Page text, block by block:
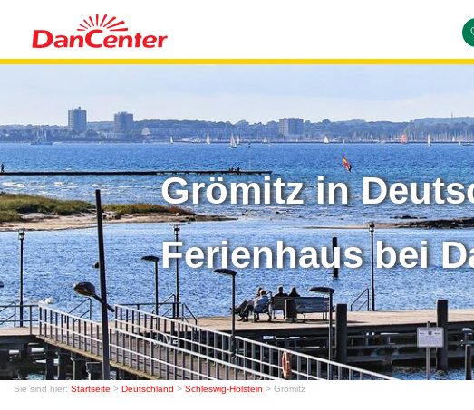
Grömitz in
Ferienhaus bei
Sie sind hier: Startseite > Deutschland > Schleswig-Holstein > Grömitz